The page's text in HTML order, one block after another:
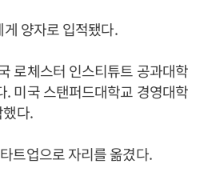
양자로 입적됐다.
로체스터 인스티튜트 공과대학
. 미국 스탠퍼드대학교 경영대학
다.
트업으로 자리를 옮겼다.